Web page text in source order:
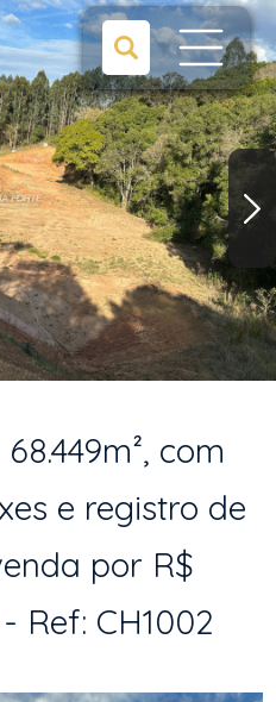
com
e registro de
por R$
Ref: CH1002